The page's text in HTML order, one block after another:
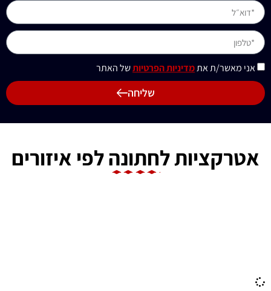
אני מאשר/ת אתמדיניות הפרטיותשל האתר
שליחה
אטרקציות לחתונה לפי איזורים